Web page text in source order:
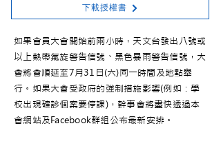
下載授權書
如果會員大會開始前兩小時，天文台發出八號或
以上熱帶氣旋警告信號、黑色暴雨警告信號，大
會將會順延至7月31日(六)同一時間及地點舉
行。如果大會受政府的強制措施影響(例如：學
校出現確診個案要停課)，幹事會將盡快透過本
會網站及Facebook群組公布最新安排。